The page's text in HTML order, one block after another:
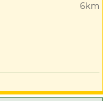
6km